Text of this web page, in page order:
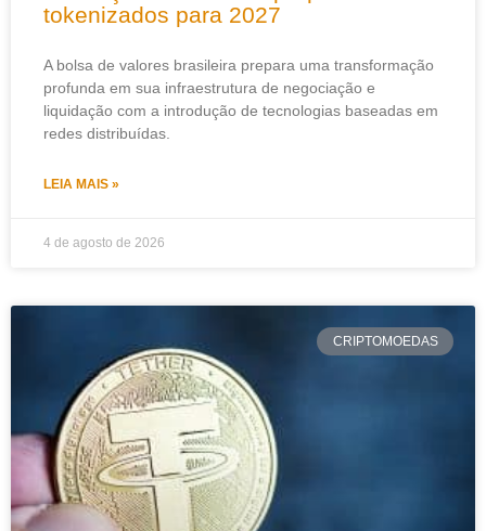
tokenizados para 2027
A bolsa de valores brasileira prepara uma transformação
profunda em sua infraestrutura de negociação e
liquidação com a introdução de tecnologias baseadas em
redes distribuídas.
LEIA MAIS »
4 de agosto de 2026
CRIPTOMOEDAS